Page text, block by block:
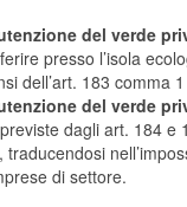
del verde
presso l’isola
dell’art. 183 comma
del verde
dagli art. 184 e
traducendosi
di settore.